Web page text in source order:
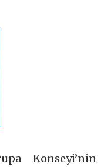
Konseyi’nin